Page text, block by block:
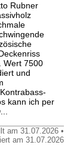
Rubner
Wert 7500
und
kann ich per
am 31.07.2026 •
am 31.07.2026